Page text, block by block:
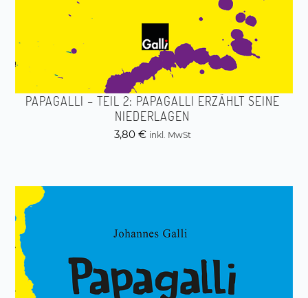
PAPAGALLI – TEIL 2: PAPAGALLI ERZÄHLT SEINE
NIEDERLAGEN
3,80 € inkl. MwSt